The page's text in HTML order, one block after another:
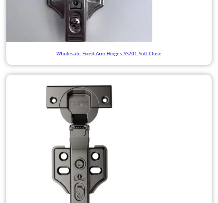
Wholesale Fixed Arm Hinges SS201 Soft-Close